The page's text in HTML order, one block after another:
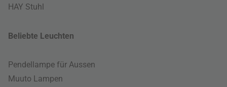
HAY Stuhl
Beliebte Leuchten
Pendellampe für Aussen
Muuto Lampen